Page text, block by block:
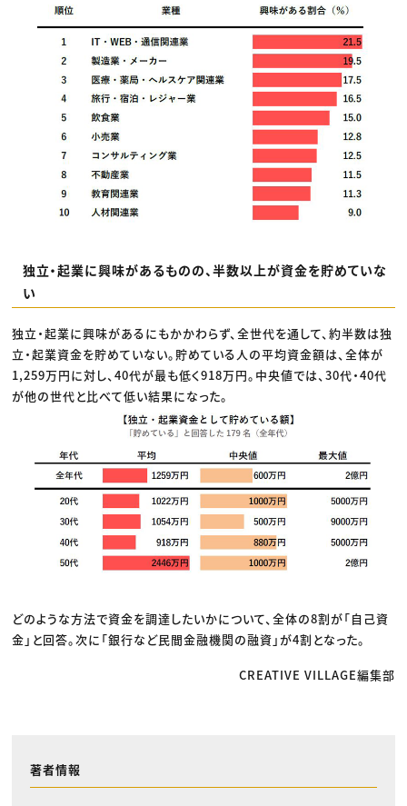
独立・起業に興味があるものの、半数以上が資金を貯めていな
い
独立・起業に興味があるにもかかわらず、全世代を通して、約半数は独
立・起業資金を貯めていない。貯めている人の平均資金額は、全体が
1,259万円に対し、40代が最も低く918万円。中央値では、30代・40代
が他の世代と比べて低い結果になった。
どのような方法で資金を調達したいかについて、全体の8割が「自己資
金」と回答。次に「銀行など民間金融機関の融資」が4割となった。
CREATIVE VILLAGE編集部
著者情報